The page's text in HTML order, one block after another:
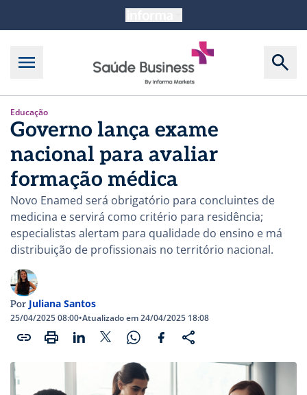
Educação
Governo lança exame
nacional para avaliar
formação médica
Novo Enamed será obrigatório para concluintes de
medicina e servirá como critério para residência;
especialistas alertam para qualidade do ensino e má
distribuição de profissionais no território nacional.
Por Juliana Santos
25/04/2025 08:00•Atualizado em 24/04/2025 18:08